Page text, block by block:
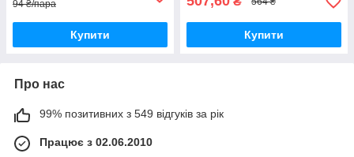
94 ₴/пара
Купити Купити
Про нас
99% позитивних з 549 відгуків за рік
Працює з 02.06.2010